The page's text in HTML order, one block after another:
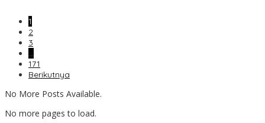
1
2
3
…
171
Berikutnya
No More Posts Available.
No more pages to load.